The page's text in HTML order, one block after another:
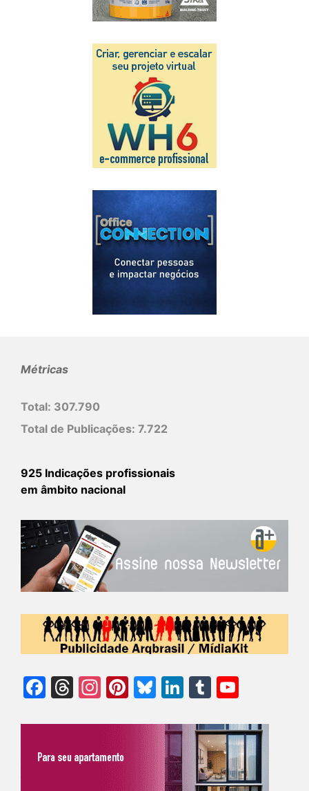
Métricas
Total: 307.790
Total de Publicações: 7.722
925 Indicações profissionais
em âmbito nacional
Facebook
Threads
Instagram
Pinterest
Bluesky
LinkedIn
Tumblr